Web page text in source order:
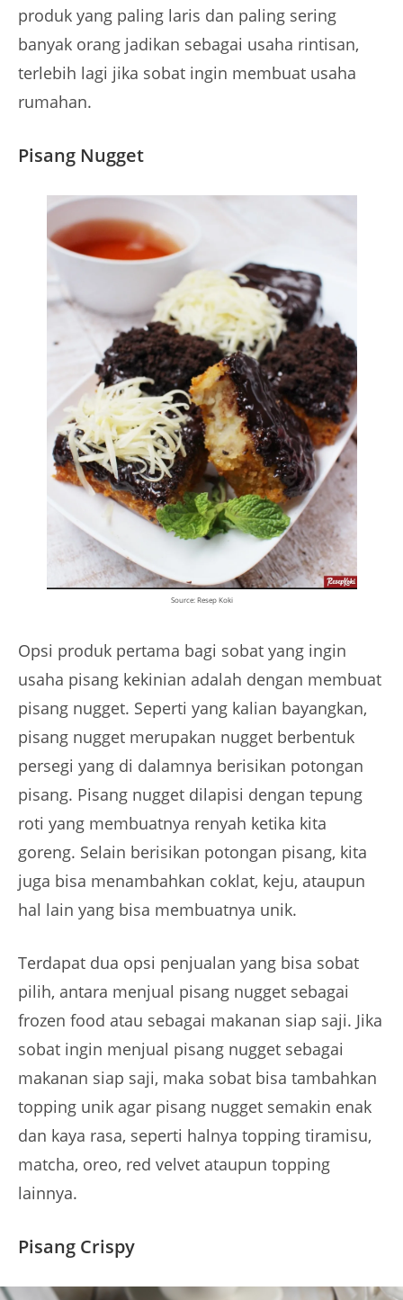
produk yang paling laris dan paling sering
banyak orang jadikan sebagai usaha rintisan,
terlebih lagi jika sobat ingin membuat usaha
rumahan.
Pisang Nugget
Source: Resep Koki
Opsi produk pertama bagi sobat yang ingin
usaha pisang kekinian adalah dengan membuat
pisang nugget. Seperti yang kalian bayangkan,
pisang nugget merupakan nugget berbentuk
persegi yang di dalamnya berisikan potongan
pisang. Pisang nugget dilapisi dengan tepung
roti yang membuatnya renyah ketika kita
goreng. Selain berisikan potongan pisang, kita
juga bisa menambahkan coklat, keju, ataupun
hal lain yang bisa membuatnya unik.
Terdapat dua opsi penjualan yang bisa sobat
pilih, antara menjual pisang nugget sebagai
frozen food atau sebagai makanan siap saji. Jika
sobat ingin menjual pisang nugget sebagai
makanan siap saji, maka sobat bisa tambahkan
topping unik agar pisang nugget semakin enak
dan kaya rasa, seperti halnya topping tiramisu,
matcha, oreo, red velvet ataupun topping
lainnya.
Pisang Crispy